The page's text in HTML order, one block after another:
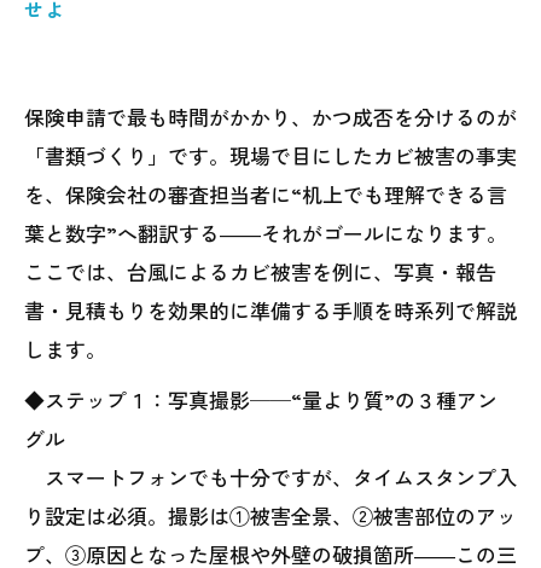
せよ
保険申請で最も時間がかかり、かつ成否を分けるのが
「書類づくり」です。現場で目にしたカビ被害の事実
を、保険会社の審査担当者に“机上でも理解できる言
葉と数字”へ翻訳する――それがゴールになります。
ここでは、台風によるカビ被害を例に、写真・報告
書・見積もりを効果的に準備する手順を時系列で解説
します。
◆ステップ１：写真撮影──“量より質”の３種アン
グル
スマートフォンでも十分ですが、タイムスタンプ入
り設定は必須。撮影は①被害全景、②被害部位のアッ
プ、③原因となった屋根や外壁の破損箇所――この三